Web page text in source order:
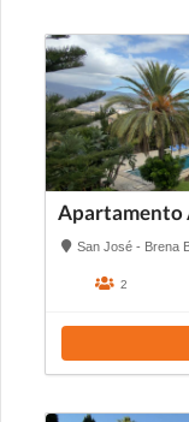
Apartamento
San José - Brena
2